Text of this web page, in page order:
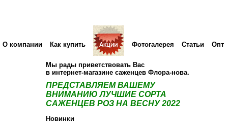
О компании Как купить Фотогалерея Статьи Опт
Мы рады приветствовать Вас
в интернет-магазине саженцев Флора-нова.
ПРЕДСТАВЛЯЕМ ВАШЕМУ
ВНИМАНИЮ ЛУЧШИЕ СОРТА
САЖЕНЦЕВ РОЗ НА ВЕСНУ 2022
Новинки